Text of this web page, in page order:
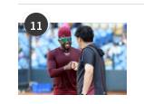
11